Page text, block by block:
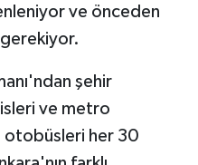
ve önceden
şehir
ve metro
otobüsleri her 30